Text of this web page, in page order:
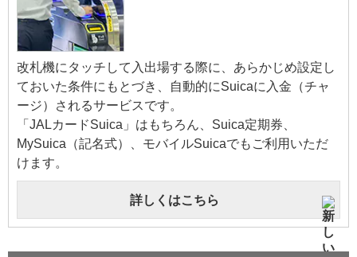
改札機にタッチして入出場する際に、あらかじめ設定し
ておいた条件にもとづき、自動的にSuicaに入金（チャ
ージ）されるサービスです。
「JALカードSuica」はもちろん、Suica定期券、
MySuica（記名式）、モバイルSuicaでもご利用いただ
けます。
詳しくはこちら